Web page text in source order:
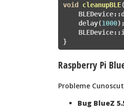
void cleanupBLE
    delay(
1000
}
Raspberry Pi
Probleme
Bug BlueZ